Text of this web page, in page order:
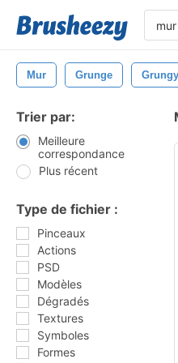
Mur Grunge Grungy
Trier par:
Meilleure
correspondance
Plus récent
Type de fichier :
Pinceaux
Actions
PSD
Modèles
Dégradés
Textures
Symboles
Formes